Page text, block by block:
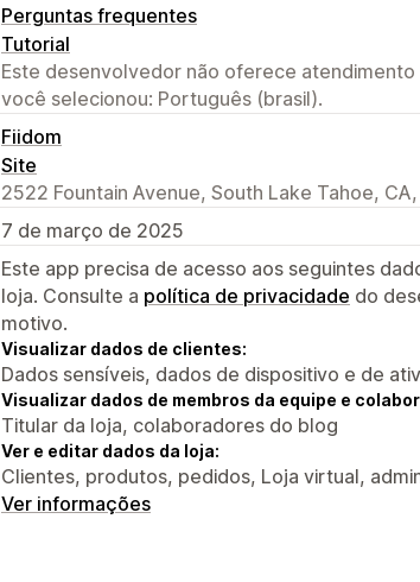
Perguntas frequentes
Tutorial
Este desenvolvedor não oferece atendimento
você selecionou: Português (brasil).
Fiidom
Site
2522 Fountain Avenue, South Lake Tahoe,
7 de março de 2025
Este app precisa de acesso aos seguintes
loja. Consulte a política de privacidade do
motivo.
Visualizar dados de clientes:
Dados sensíveis, dados de dispositivo e de
Visualizar dados de membros da equipe e
Titular da loja, colaboradores do blog
Ver e editar dados da loja:
Clientes, produtos, pedidos, Loja virtual,
Ver informações